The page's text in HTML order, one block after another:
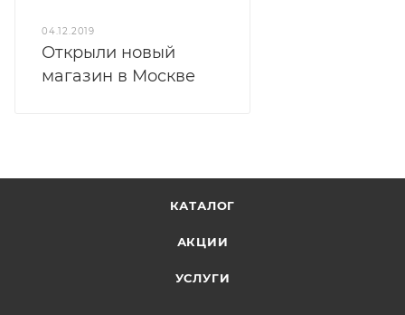
04.12.2019
Открыли новый
магазин в Москве
КАТАЛОГ
АКЦИИ
УСЛУГИ